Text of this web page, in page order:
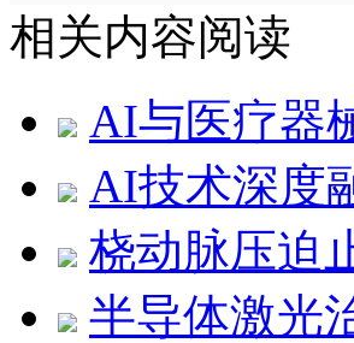
相关内容阅读
AI与医疗器
AI技术深度
桡动脉压迫
半导体激光